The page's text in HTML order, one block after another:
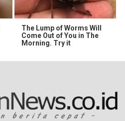
The Lump of Worms Will
Come Out of You in The
Morning. Try it